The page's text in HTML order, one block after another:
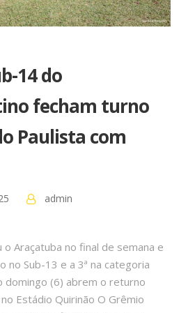
14 do
fecham turno
Paulista com
admin
Araçatuba no final de semana e
no Sub-13 e a 3ª na categoria
domingo (6) abrem o returno
Estádio Quirinão O Grêmio